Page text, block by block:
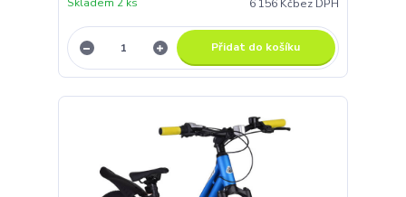
6 156 Kčbez DPH
Přidat do košíku